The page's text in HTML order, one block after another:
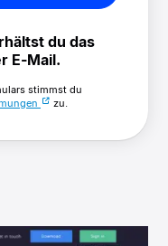
du das
E-Mail.
stimmst du
zu.